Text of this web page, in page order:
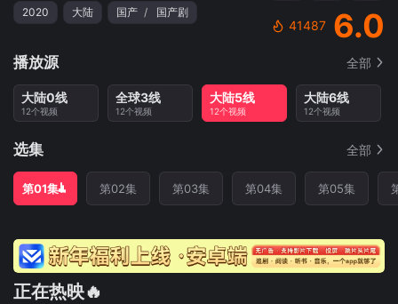
2020 大陆 国产 / 国产剧
41487 6.0
播放源 全部
大陆0线
12个视频
全球3线
12个视频
大陆5线
12个视频
大陆6线
12个视频
选集 全部
第01集 第02集 第03集 第04集 第05集
正在热映🔥